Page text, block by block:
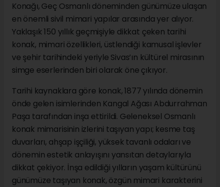
Konağı, Geç Osmanlı döneminden günümüze ulaşan
en önemli sivil mimari yapılar arasında yer alıyor.
Yaklaşık 150 yıllık geçmişiyle dikkat çeken tarihi
konak, mimari özellikleri, üstlendiği kamusal işlevler
ve şehir tarihindeki yeriyle Sivas’ın kültürel mirasının
simge eserlerinden biri olarak öne çıkıyor.
Tarihi kaynaklara göre konak, 1877 yılında dönemin
önde gelen isimlerinden Kangal Ağası Abdurrahman
Paşa tarafından inşa ettirildi. Geleneksel Osmanlı
konak mimarisinin izlerini taşıyan yapı; kesme taş
duvarları, ahşap işçiliği, yüksek tavanlı odaları ve
dönemin estetik anlayışını yansıtan detaylarıyla
dikkat çekiyor. İnşa edildiği yılların yaşam kültürünü
günümüze taşıyan konak, özgün mimari karakterini